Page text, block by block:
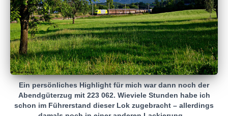
Ein persönliches Highlight für mich war dann noch der
Abendgüterzug mit 223 062. Wieviele Stunden habe ich
schon im Führerstand dieser Lok zugebracht – allerdings